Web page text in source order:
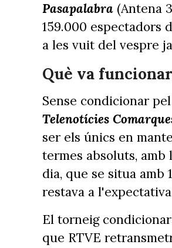
Pasapalabra (Antena
159.000 espectadors
a les vuit del vespre
Què va
Sense condicionar
Telenotícies
ser els únics en
termes absoluts, amb
dia, que se situa amb
restava a
El torneig
que RTVE